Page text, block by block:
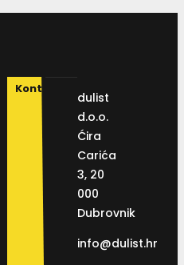
Kontakt
dulist
d.o.o.
Ćira
Carića
3, 20
000
Dubrovnik
info@dulist.hr